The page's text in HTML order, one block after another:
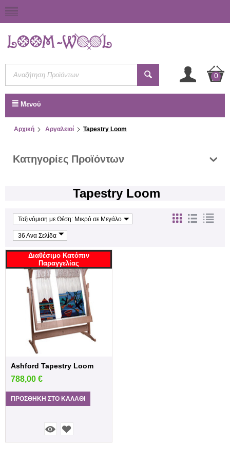
0
Μενού
Αρχική Αργαλειοί Tapestry Loom
Κατηγορίες Προϊόντων
Tapestry Loom
Ταξινόμιση με Θέση: Μικρό σε Μεγάλο
36 Ανα Σελίδα
Διαθέσιμο Κατόπιν
Παραγγελίας
Ashford Tapestry Loom
788,00 €
ΠΡΟΣΘΉΚΗ ΣΤΟ ΚΑΛΆΘΙ